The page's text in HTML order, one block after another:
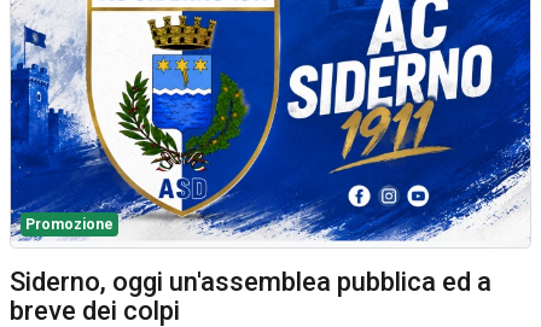
Promozione
Siderno, oggi un'assemblea pubblica ed a
breve dei colpi